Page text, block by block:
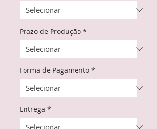
Prazo de Produção *
Forma de Pagamento *
Entrega *